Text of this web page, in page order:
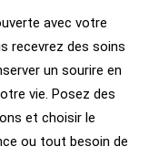
avec votre
recevrez des soins
un sourire en
vie. Posez des
et choisir le
ou tout besoin de